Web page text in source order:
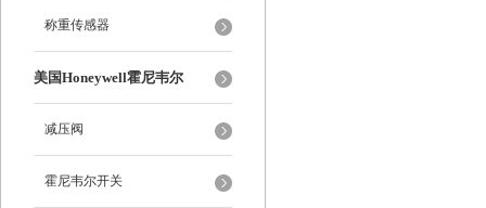
称重传感器
美国Honeywell霍尼韦尔
减压阀
霍尼韦尔开关